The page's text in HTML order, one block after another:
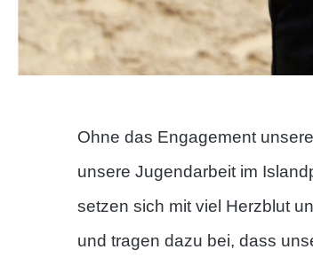
Ohne das Engagement
unsere Jugendarbeit im
setzen sich mit viel Herzblut
und tragen dazu bei, dass